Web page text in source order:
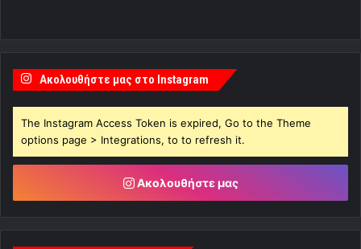
Ακολουθήστε μας στο Instagram
The Instagram Access Token is expired, Go to the Theme
options page > Integrations, to to refresh it.
Ακολουθήστε μας